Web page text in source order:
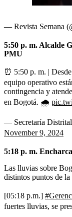
— Revista Semana
5:50 p. m. Alcalde
PMU
⏰ 5:50 p. m. |
equipo operativo
contingencia y
en Bogotá. 🌧️
— Secretaría
November 9, 2024
5:18 p. m.
Las lluvias sobre
distintos puntos de la
[05:18 p.m.]
fuertes lluvias, se